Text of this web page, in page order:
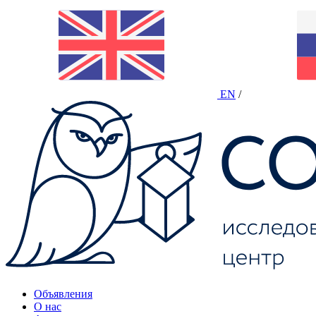
EN /
Объявления
О нас